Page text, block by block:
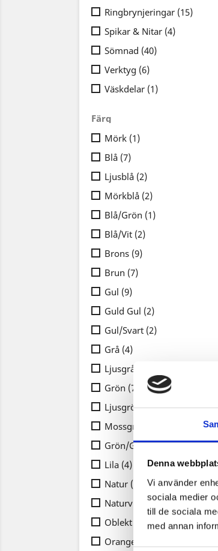
Denna
Vi använder
sociala medier
till de sociala
med annan
Ringbrynjeringar (15)
Spikar & Nitar (4)
Sömnad (40)
Verktyg (6)
Väskdelar (1)
Färg
Mörk (1)
Blå (7)
Ljusblå (2)
Mörkblå (2)
Blå/Grön (1)
Blå/Vit (2)
Brons (9)
Brun (7)
Gul (9)
Guld Gul (2)
Gul/Svart (2)
Grå (4)
Ljusgrå
Grön (7)
Ljusgrön(1)
Mossgrön
Grön/Gul(2)
Lila (4)
Natur (8)
Naturvit
(2)
Oblekt
Orange